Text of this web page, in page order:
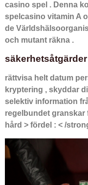
casino spel . Denna
spelcasino vitamin A
de
och mutant räkna .
rättvisa helt datum
kryptering , skyddar
selektiv information
regelbundet granskar
hård > fördel : < /